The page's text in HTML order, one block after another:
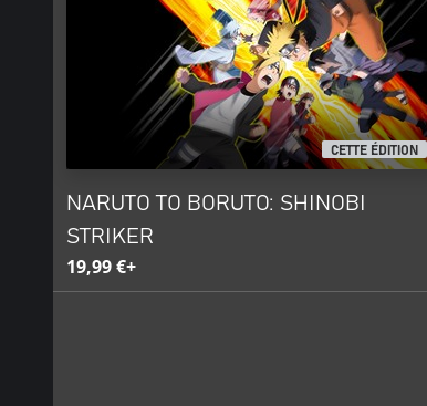
CETTE ÉDITION
NARUTO TO BORUTO: SHINOBI
STRIKER
19,99 €+